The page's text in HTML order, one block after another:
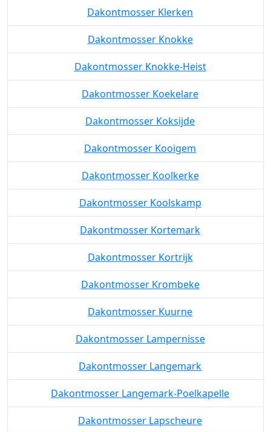
Dakontmosser Klerken
Dakontmosser Knokke
Dakontmosser Knokke-Heist
Dakontmosser Koekelare
Dakontmosser Koksijde
Dakontmosser Kooigem
Dakontmosser Koolkerke
Dakontmosser Koolskamp
Dakontmosser Kortemark
Dakontmosser Kortrijk
Dakontmosser Krombeke
Dakontmosser Kuurne
Dakontmosser Lampernisse
Dakontmosser Langemark
Dakontmosser Langemark-Poelkapelle
Dakontmosser Lapscheure